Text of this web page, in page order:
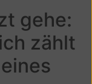
gehe:
zählt